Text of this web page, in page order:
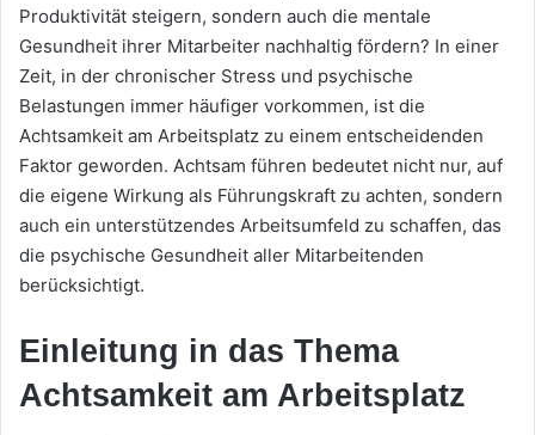
Produktivität steigern, sondern auch die mentale
Gesundheit ihrer Mitarbeiter nachhaltig fördern? In einer
Zeit, in der chronischer Stress und psychische
Belastungen immer häufiger vorkommen, ist die
Achtsamkeit am Arbeitsplatz zu einem entscheidenden
Faktor geworden. Achtsam führen bedeutet nicht nur, auf
die eigene Wirkung als Führungskraft zu achten, sondern
auch ein unterstützendes Arbeitsumfeld zu schaffen, das
die psychische Gesundheit aller Mitarbeitenden
berücksichtigt.
Einleitung in das Thema
Achtsamkeit am Arbeitsplatz